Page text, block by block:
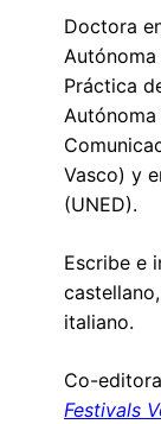
Doctora
Práctica
Vasco) y
(UNED).
Escribe e
italiano.
Co-
Festivals